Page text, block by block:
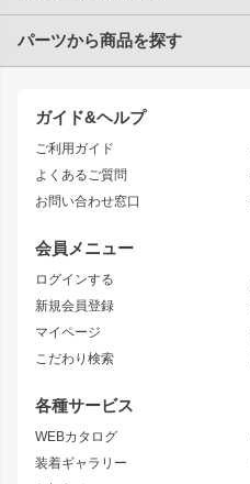
ガイド&ヘルプ
ご利用ガイド
よくあるご質問
お問い合わせ窓口
会員メニュー
ログインする
新規会員登録
マイページ
こだわり検索
各種サービス
WEBカタログ
装着ギャラリー
トヨタ
JZX90 CHASER
JZX110 MARK II
JZX100 MARK II
JZX90 MARK II
トレノ
マークX
ニッサン
S15 シルビア
S14 シルビア 後期
S13 シルビア
180SX
パーツから商品を探す
エアロシリーズ
ドリフトライン
風神
雷神
リアウイング
ジムニーパーツ